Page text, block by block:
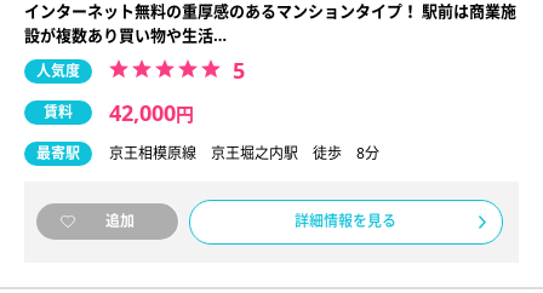
インターネット無料の重厚感のあるマンションタイプ！ 駅前は商業施
設が複数あり買い物や生活…
人気度 5
賃料 42,000円
最寄駅 京王相模原線 京王堀之内駅 徒歩 8分
追加 詳細情報を見る